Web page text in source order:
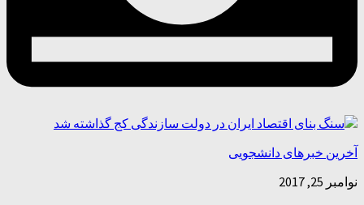
آخرین خبرهای دانشجویی
نوامبر 25, 2017